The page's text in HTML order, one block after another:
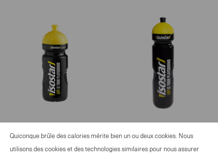
ml
ml
Quiconque brûle des calories mérite bien un ou deux cookies. Nous
utilisons des cookies et des technologies similaires pour nous assurer